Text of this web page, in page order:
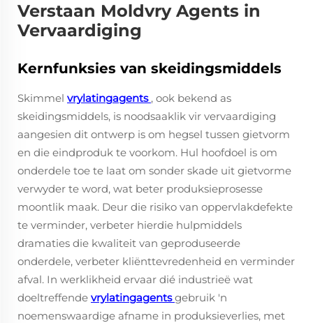
Verstaan Moldvry Agents in
Vervaardiging
Kernfunksies van skeidingsmiddels
Skimmel vrylatingagents , ook bekend as
skeidingsmiddels, is noodsaaklik vir vervaardiging
aangesien dit ontwerp is om hegsel tussen gietvorm
en die eindproduk te voorkom. Hul hoofdoel is om
onderdele toe te laat om sonder skade uit gietvorme
verwyder te word, wat beter produksieprosesse
moontlik maak. Deur die risiko van oppervlakdefekte
te verminder, verbeter hierdie hulpmiddels
dramaties die kwaliteit van geproduseerde
onderdele, verbeter kliënttevredenheid en verminder
afval. In werklikheid ervaar dié industrieë wat
doeltreffende vrylatingagentsgebruik 'n
noemenswaardige afname in produksieverlies, met